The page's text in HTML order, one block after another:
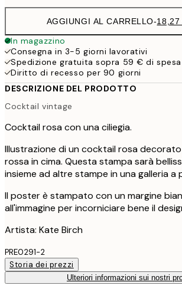
AGGIUNGI AL CARRELLO-18,27
In magazzino
Consegna in 3-5 giorni lavorativi
Spedizione gratuita sopra 59 € di spesa
Diritto di recesso per 90 giorni
DESCRIZIONE DEL PRODOTTO
Cocktail vintage
Cocktail rosa con una ciliegia.
Illustrazione di un cocktail rosa
rossa in cima. Questa stampa sarà
insieme ad altre stampe in una galleria a
Il poster è stampato con un margine
all'immagine per incorniciare bene il
Artista: Kate Birch
PRE0291-2
Storia dei prezzi
Ulteriori informazioni sui nostri